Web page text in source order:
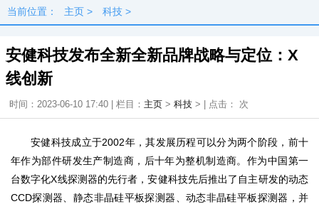
当前位置： 主页 > 科技 >
安健科技发布全新全新品牌战略与定位：X
线创新
时间：2023-06-10 17:40 | 栏目： 主页 > 科技 > | 点击： 次
安健科技成立于2002年，其发展历程可以分为两个阶段，前十
年作为部件研发生产制造商，后十年为整机制造商。作为中国第一
台数字化X线探测器的先行者，安健科技先后推出了自主研发的动态
CCD探测器、静态非晶硅平板探测器、动态非晶硅平板探测器，并